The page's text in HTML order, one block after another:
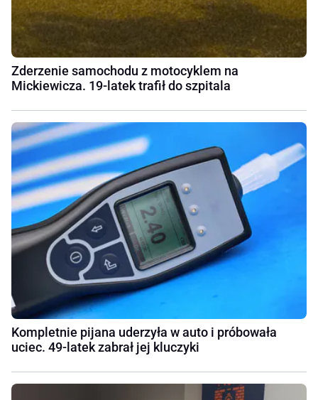
Zderzenie samochodu z motocyklem na
Mickiewicza. 19-latek trafił do szpitala
Kompletnie pijana uderzyła w auto i próbowała
uciec. 49-latek zabrał jej kluczyki